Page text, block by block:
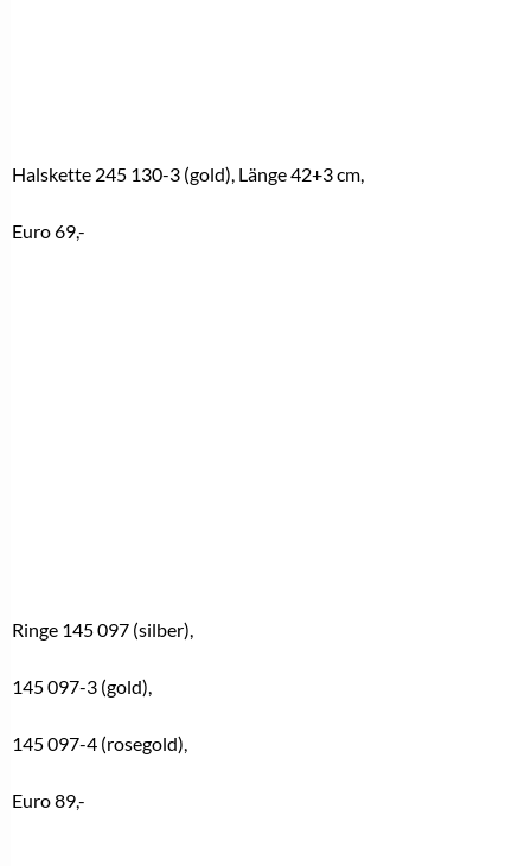
Halskette 245 130-3 (gold), Länge 42+3 cm,
Euro 69,-
Ringe 145 097 (silber),
145 097-3 (gold),
145 097-4 (rosegold),
Euro 89,-